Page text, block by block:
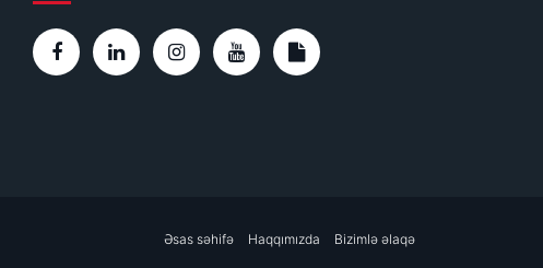
Əsas səhifə Haqqımızda Bizimlə əlaqə